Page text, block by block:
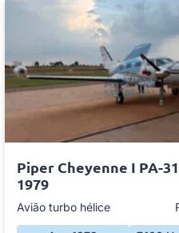
Piper Cheyenne I PA-
1979
Avião turbo hélice